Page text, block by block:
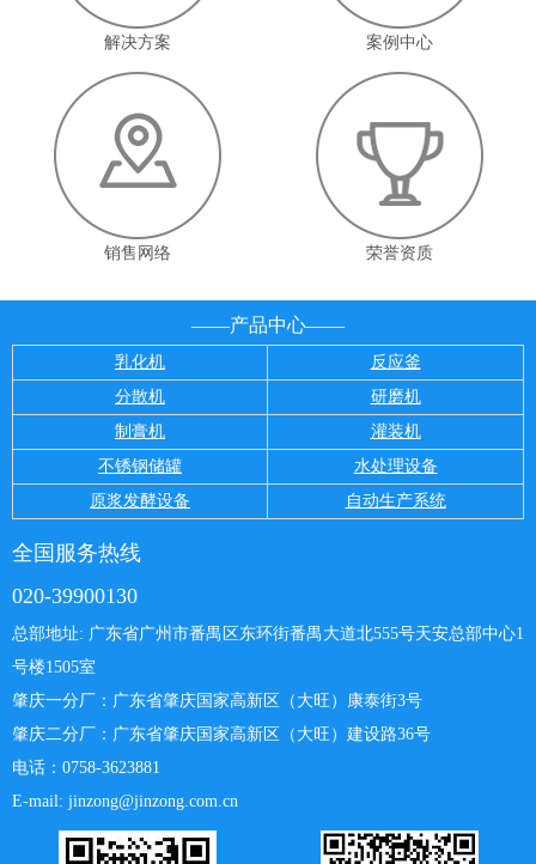
解决方案 案例中心
销售网络 荣誉资质
——产品中心——
乳化机
反应釜
分散机
研磨机
制膏机
灌装机
不锈钢储罐
水处理设备
原浆发酵设备
自动生产系统
全国服务热线
020-39900130
总部地址: 广东省广州市番禺区东环街番禺大道北555号天安总部中心1
号楼1505室
肇庆一分厂： 广东省肇庆国家高新区（大旺）康泰街3号
肇庆二分厂：广东省肇庆国家高新区（大旺）建设路36号
电话：0758-3623881
E-mail: jinzong@jinzong.com.cn